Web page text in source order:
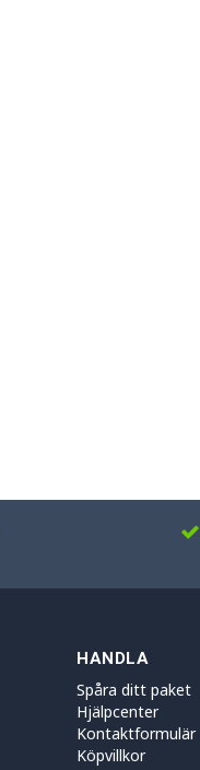
HANDLA
Spåra ditt paket
Hjälpcenter
Kontaktformulär
Köpvillkor